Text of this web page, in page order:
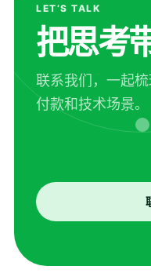
LET’S TALK
把思考
联系我们，一起梳
付款和技术场景。